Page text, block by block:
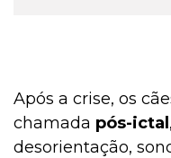
Após a crise, os
chamada pós-ictal
desorientação,